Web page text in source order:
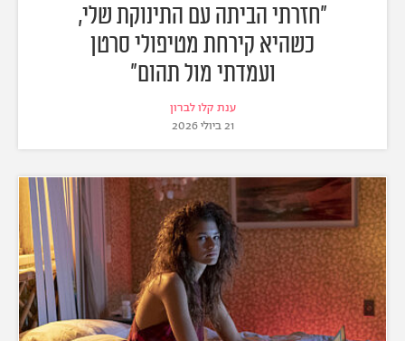
"חזרתי הביתה עם התינוקת שלי,
כשהיא קירחת מטיפולי סרטן
ועמדתי מול תהום"
ענת קלו לברון
21 ביולי 2026